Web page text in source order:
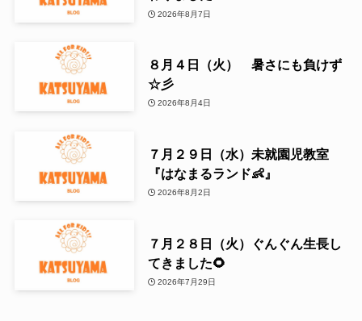
2026年8月7日
８月４日（火） 暑さにも負けず
☆彡
2026年8月4日
７月２９日（水）未就園児教室
『はなまるランド👶』
2026年8月2日
７月２８日（火）ぐんぐん生長し
てきました🌻
2026年7月29日